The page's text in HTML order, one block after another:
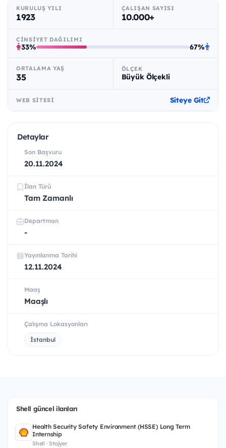
KURULUŞ YILI
1923
ÇALIŞAN SAYISI
10.000+
CINSIYET DAĞILIMI
33% 67%
ORTALAMA YAŞ
35
ÖLÇEK
Büyük Ölçekli
WEB SITESI Siteye Git
Detaylar
Son Başvuru
20.11.2024
İlan Türü
Tam Zamanlı
Departman
-
Yayınlanma Tarihi
12.11.2024
Maaş
Maaşlı
Çalışma Lokasyonları
İstanbul
Shell güncel ilanları
Health Security Safety Environment (HSSE) Long Term
Internship
Shell · Stajyer